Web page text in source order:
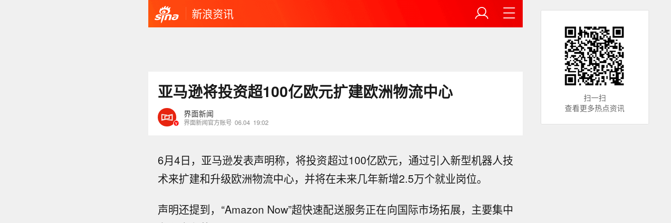
新浪资讯
亚马逊将投资超100亿欧元扩建欧洲物流中心
界面新闻
界面新闻官方账号 06.04 19:02
6月4日，亚马逊发表声明称，将投资超过100亿欧元，通过引入新型机器人技
术来扩建和升级欧洲物流中心，并将在未来几年新增2.5万个就业岗位。
声明还提到，“Amazon Now”超快速配送服务正在向国际市场拓展，主要集中
扫一扫
查看更多热点资讯